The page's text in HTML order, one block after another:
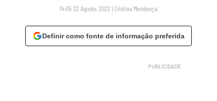
14:05 22 Agosto, 2022 | Cristina Mendonça
Definir como fonte de informação preferida